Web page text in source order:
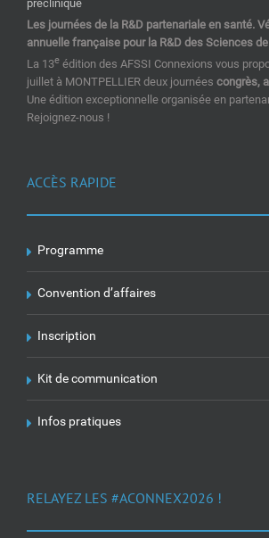
Les journées de la R&D partenariale en santé.
annuelle française pour la R&D des Sciences
La 13e édition des AFSSI Connexions vous
juillet à MONTPELLIER deux journées congrès,
Une édition exceptionnelle organisée en
Rejoignez-nous !
ACCÈS RAPIDE
Programme
Convention d’affaires
Inscription
Kit de communication
Infos pratiques
RELAYEZ LES #ACONNEX2026 !